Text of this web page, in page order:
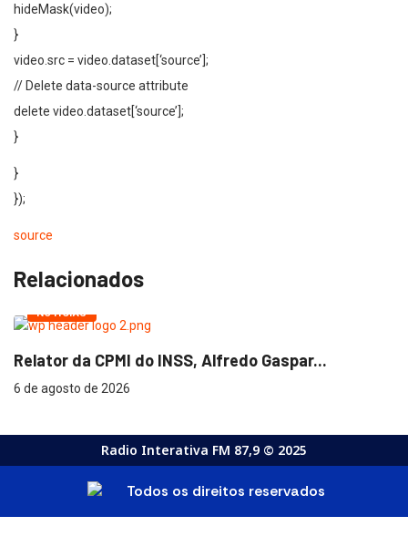
hideMask(video);
}
video.src = video.dataset[‘source’];
// Delete data-source attribute
delete video.dataset[‘source’];
}
}
});
source
Relacionados
NOTÍCIAS
Relator da CPMI do INSS, Alfredo Gaspar...
6 de agosto de 2026
Radio Interativa FM 87,9 © 2025
Todos os direitos reservados